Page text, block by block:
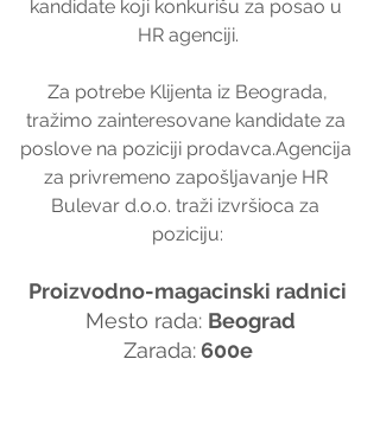
kandidate koji konkurišu za posao u
HR agenciji.
tražimo zainteresovane kandidate za
poslove na poziciji prodavca.Agencija
za privremeno zapošljavanje HR
Bulevar d.o.o. traži izvršioca za
poziciju:
Proizvodno-magacinski radnici
Mesto rada: Beograd
Zarada: 600e